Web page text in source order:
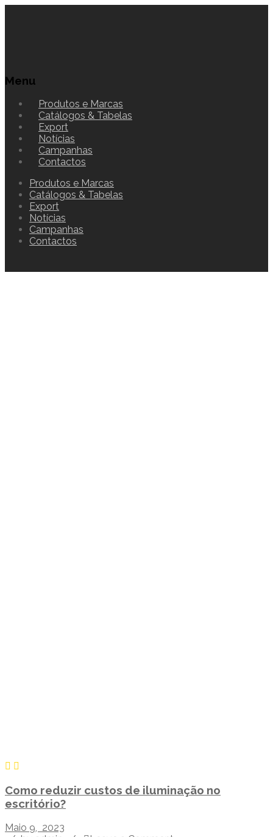
Menu
Produtos e Marcas
Catálogos & Tabelas
Export
Notícias
Campanhas
Contactos
Produtos e Marcas
Catálogos & Tabelas
Export
Notícias
Campanhas
Contactos
Como reduzir custos de iluminação no
escritório?
Maio 9, 2023